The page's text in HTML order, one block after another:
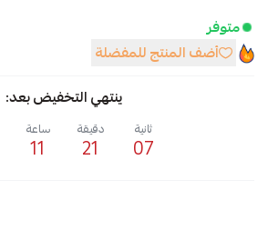
متوفر
أضف المنتج للمفضلة
ينتهي التخفيض بعد:
07
ثانية
21
دقيقة
11
ساعة